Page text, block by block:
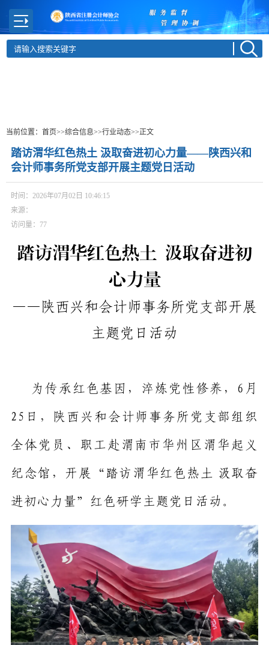
当前位置： 首页>>综合信息>>行业动态>>正文
踏访渭华红色热土 汲取奋进初心力量——陕西兴和
会计师事务所党支部开展主题党日活动
时间：2026年07月02日 10:46:15
来源：
访问量： 77
踏访渭华红色热土 汲取奋进初
心力量
——陕西兴和会计师事务所党支部开展
主题党日活动
为传承红色基因 ，淬炼党性修养， 6月
25日，陕西兴和会计师事务所党支部组织
全体党员、职工赴渭南市华州区渭华起义
纪念馆，开展“踏访渭华红色热土 汲取奋
进初心力量”红色研学主题党日活动。